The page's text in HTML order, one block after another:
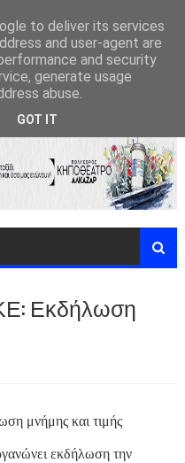
Εκδήλωση
εκδήλωση την
to deliver its services
and user-agent are
and security
generate usage
abuse.
GOT IT